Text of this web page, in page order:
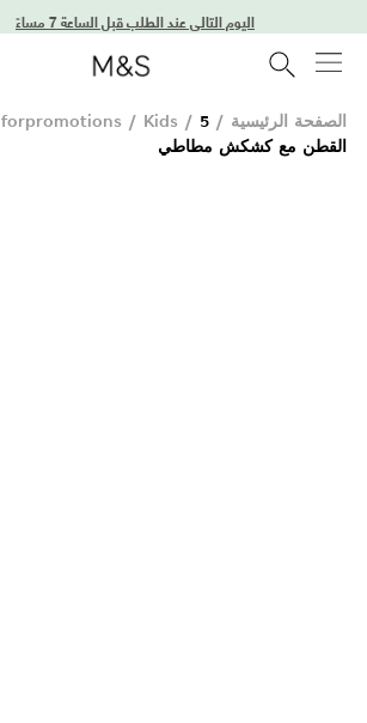
توصيل في اليوم التالي عند الطلب قبل الساعة 7 مساءً
الصفحة الرئيسية /
forpromotions / Kids /
القطن مع كشكش مطاطي